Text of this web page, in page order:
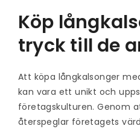
Köp
tryck till de
Att köpa långkalsonger
kan vara ett unikt och
företagskulturen. Genom
återspeglar företagets